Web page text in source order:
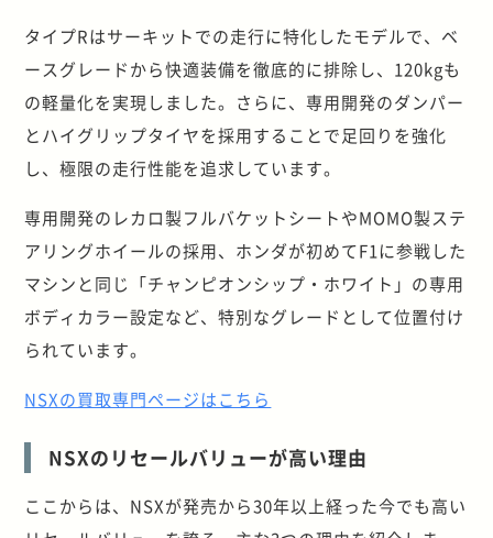
タイプRはサーキットでの走行に特化したモデルで、ベ
ースグレードから快適装備を徹底的に排除し、120kgも
の軽量化を実現しました。さらに、専用開発のダンパー
とハイグリップタイヤを採用することで足回りを強化
し、極限の走行性能を追求しています。
専用開発のレカロ製フルバケットシートやMOMO製ステ
アリングホイールの採用、ホンダが初めてF1に参戦した
マシンと同じ「チャンピオンシップ・ホワイト」の専用
ボディカラー設定など、特別なグレードとして位置付け
られています。
NSXの買取専門ページはこちら
NSXのリセールバリューが高い理由
ここからは、NSXが発売から30年以上経った今でも高い